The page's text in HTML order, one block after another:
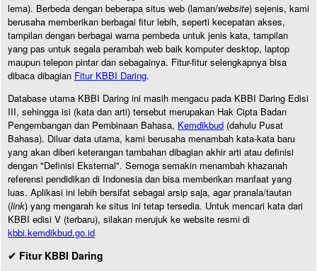
lema). Berbeda dengan beberapa situs web (laman/website) sejenis, kami
berusaha memberikan berbagai fitur lebih, seperti kecepatan akses,
tampilan dengan berbagai warna pembeda untuk jenis kata, tampilan
yang pas untuk segala perambah web baik komputer desktop, laptop
maupun telepon pintar dan sebagainya. Fitur-fitur selengkapnya bisa
dibaca dibagian Fitur KBBI Daring.
Database utama KBBI Daring ini masih mengacu pada KBBI Daring Edisi
III, sehingga isi (kata dan arti) tersebut merupakan Hak Cipta Badan
Pengembangan dan Pembinaan Bahasa, Kemdikbud (dahulu Pusat
Bahasa). Diluar data utama, kami berusaha menambah kata-kata baru
yang akan diberi keterangan tambahan dibagian akhir arti atau definisi
dengan "Definisi Eksternal". Semoga semakin menambah khazanah
referensi pendidikan di Indonesia dan bisa memberikan manfaat yang
luas. Aplikasi ini lebih bersifat sebagai arsip saja, agar pranala/tautan
(link) yang mengarah ke situs ini tetap tersedia. Untuk mencari kata dari
KBBI edisi V (terbaru), silakan merujuk ke website resmi di
kbbi.kemdikbud.go.id
✔ Fitur KBBI Daring